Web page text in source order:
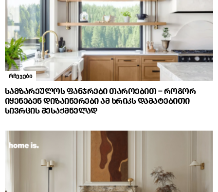
რჩევები
სამზარეულოს ფანჯრები თაროებით – როგორ
იყენებენ დიზაინერები ამ ხრიკს დამატებითი
სივრცის შესაქმნელად